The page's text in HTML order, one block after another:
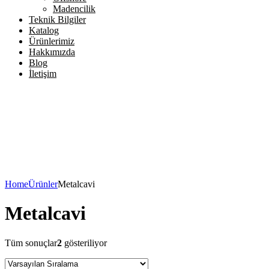
Madencilik
Teknik Bilgiler
Katalog
Ürünlerimiz
Hakkımızda
Blog
İletişim
HomeÜrünlerMetalcavi
Metalcavi
Tüm sonuçlar2 gösteriliyor